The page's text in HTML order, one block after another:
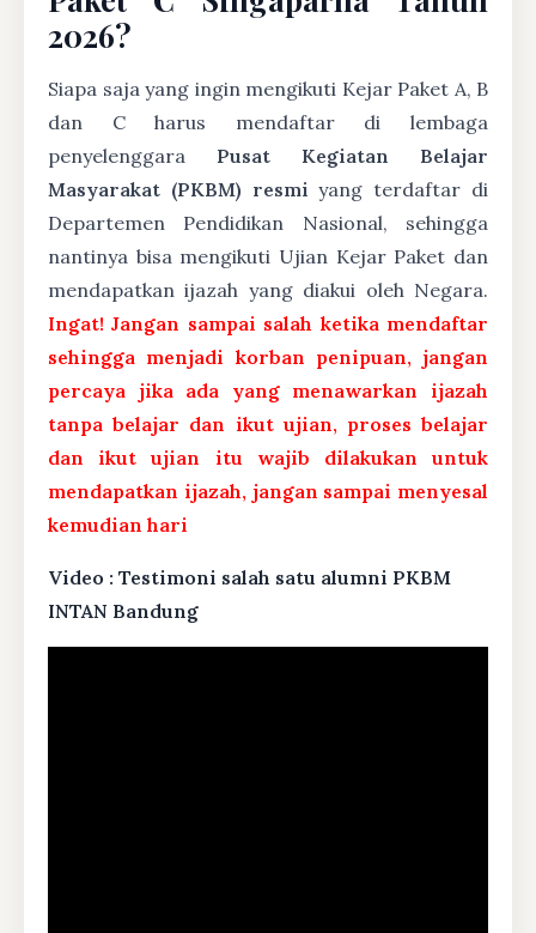
2026?
Siapa saja yang ingin mengikuti Kejar Paket A, B
dan C harus mendaftar di lembaga
penyelenggara Pusat Kegiatan Belajar
Masyarakat (PKBM) resmi yang terdaftar di
Departemen Pendidikan Nasional, sehingga
nantinya bisa mengikuti Ujian Kejar Paket dan
mendapatkan ijazah yang diakui oleh Negara.
Ingat! Jangan sampai salah ketika mendaftar
sehingga menjadi korban penipuan, jangan
percaya jika ada yang menawarkan ijazah
tanpa belajar dan ikut ujian, proses belajar
dan ikut ujian itu wajib dilakukan untuk
mendapatkan ijazah, jangan sampai menyesal
kemudian hari
Video : Testimoni salah satu alumni PKBM
INTAN Bandung